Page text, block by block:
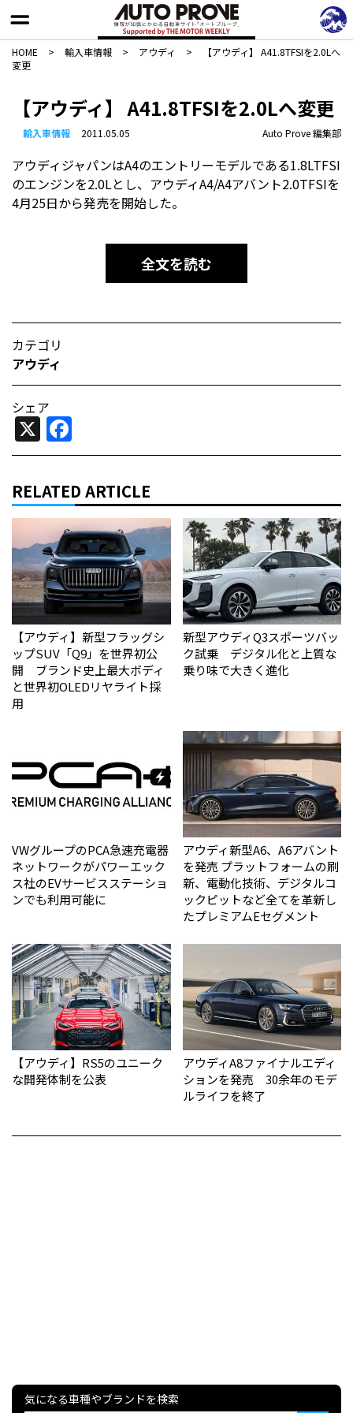
HOME > 輸入車情報 > アウディ >
【アウディ】 A41.8TFSIを2.0Lへ
変更
【アウディ】 A41.8TFSIを2.0Lへ変更
輸入車情報 2011.05.05 Auto Prove 編集部
アウディジャパンはA4のエントリーモデルである1.8LTFSI
のエンジンを2.0Lとし、アウディA4/A4アバント2.0TFSIを
4月25日から発売を開始した。
全文を読む
カテゴリ
アウディ
シェア
X
RELATED ARTICLE
【アウディ】新型フラッグシ
ップSUV「Q9」を世界初公
開 ブランド史上最大ボディ
と世界初OLEDリヤライト採
用
新型アウディQ3スポーツバッ
ク試乗 デジタル化と上質な
乗り味で大きく進化
VWグループのPCA急速充電器
ネットワークがパワーエック
ス社のEVサービスステーショ
ンでも利用可能に
アウディ新型A6、A6アバント
を発売 プラットフォームの刷
新、電動化技術、デジタルコ
ックピットなど全てを革新し
たプレミアムEセグメント
【アウディ】RS5のユニーク
な開発体制を公表
アウディA8ファイナルエディ
ションを発売 30余年のモデ
ルライフを終了
気になる車種やブランドを検索